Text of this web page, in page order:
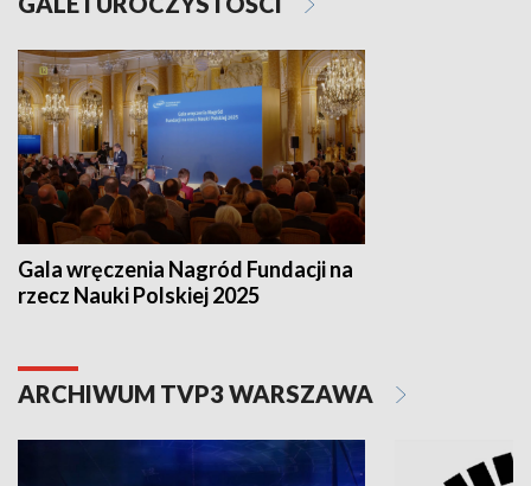
Gala wręczenia Nagród Fundacji na
rzecz Nauki Polskiej 2025
ARCHIWUM TVP3 WARSZAWA